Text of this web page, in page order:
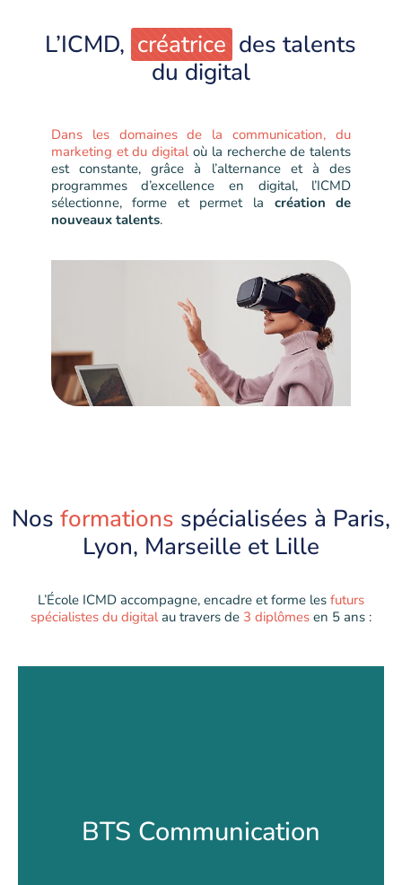
L’ICMD, créatrice des talents
du digital
Dans les domaines de la communication, du
marketing et du digitaloù la recherche de talents
est constante, grâce à l’alternance et à des
programmes d’excellence en digital, l’ICMD
sélectionne, forme et permet la création de
nouveaux talents.
Nos formations spécialisées à Paris,
Lyon, Marseille et Lille
L’École ICMD accompagne, encadre et forme les futurs
spécialistes du digitalau travers de 3 diplômes en 5 ans :
BTS Communication
BAC +1 / +2 Diplôme d’État